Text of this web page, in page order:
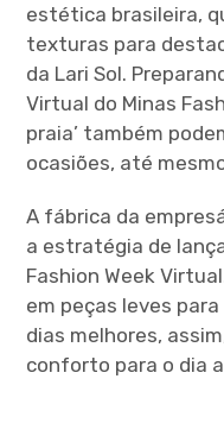
estética brasileira,
texturas para
da Lari Sol.
Virtual do Minas
praia’ também
ocasiões, até
A fábrica da
a estratégia de
Fashion Week
em peças leves
dias melhores,
conforto para o dia